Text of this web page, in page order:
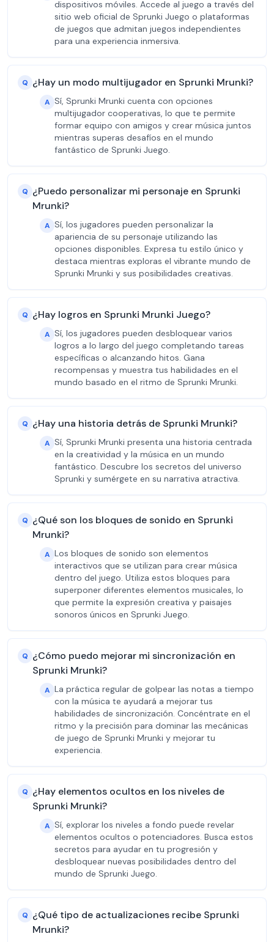
dispositivos móviles. Accede al juego a través del
sitio web oficial de Sprunki Juego o plataformas
de juegos que admitan juegos independientes
para una experiencia inmersiva.
Q ¿Hay un modo multijugador en Sprunki Mrunki?
A Sí, Sprunki Mrunki cuenta con opciones
multijugador cooperativas, lo que te permite
formar equipo con amigos y crear música juntos
mientras superas desafíos en el mundo
fantástico de Sprunki Juego.
Q ¿Puedo personalizar mi personaje en Sprunki
Mrunki?
A Sí, los jugadores pueden personalizar la
apariencia de su personaje utilizando las
opciones disponibles. Expresa tu estilo único y
destaca mientras exploras el vibrante mundo de
Sprunki Mrunki y sus posibilidades creativas.
Q ¿Hay logros en Sprunki Mrunki Juego?
A Sí, los jugadores pueden desbloquear varios
logros a lo largo del juego completando tareas
específicas o alcanzando hitos. Gana
recompensas y muestra tus habilidades en el
mundo basado en el ritmo de Sprunki Mrunki.
Q ¿Hay una historia detrás de Sprunki Mrunki?
A Sí, Sprunki Mrunki presenta una historia centrada
en la creatividad y la música en un mundo
fantástico. Descubre los secretos del universo
Sprunki y sumérgete en su narrativa atractiva.
Q ¿Qué son los bloques de sonido en Sprunki
Mrunki?
A Los bloques de sonido son elementos
interactivos que se utilizan para crear música
dentro del juego. Utiliza estos bloques para
superponer diferentes elementos musicales, lo
que permite la expresión creativa y paisajes
sonoros únicos en Sprunki Juego.
Q ¿Cómo puedo mejorar mi sincronización en
Sprunki Mrunki?
A La práctica regular de golpear las notas a tiempo
con la música te ayudará a mejorar tus
habilidades de sincronización. Concéntrate en el
ritmo y la precisión para dominar las mecánicas
de juego de Sprunki Mrunki y mejorar tu
experiencia.
Q ¿Hay elementos ocultos en los niveles de
Sprunki Mrunki?
A Sí, explorar los niveles a fondo puede revelar
elementos ocultos o potenciadores. Busca estos
secretos para ayudar en tu progresión y
desbloquear nuevas posibilidades dentro del
mundo de Sprunki Juego.
Q ¿Qué tipo de actualizaciones recibe Sprunki
Mrunki?